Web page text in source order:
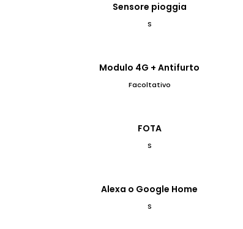
Sensore pioggia
S
Modulo 4G + Antifurto
Facoltativo
FOTA
S
Alexa o Google Home
S